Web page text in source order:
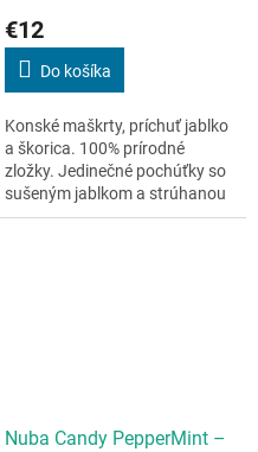
€12
Do košíka
Konské maškrty, príchuť jablko
a škorica. 100% prírodné
zložky. Jedinečné pochúťky so
sušeným jablkom a strúhanou
škoricovou kôrou. Vďaka
Nuba Candy PepperMint –